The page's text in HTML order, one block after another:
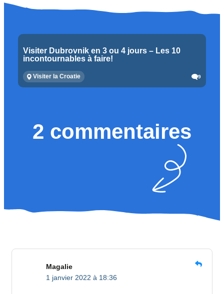
Visiter Dubrovnik en 3 ou 4 jours – Les 10
incontournables à faire!
Visiter la Croatie 9
2 commentaires
Magalie
1 janvier 2022 à 18:36